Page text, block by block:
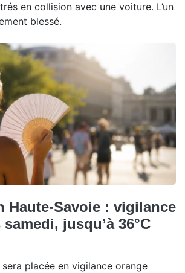
en collision avec une voiture. L’un
blessé.
Haute-Savoie : vigilance
jusqu’à 36°C
placée en vigilance orange